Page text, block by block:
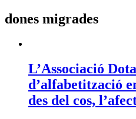
dones migrades
L’Associació
d’alfabetització
des del cos,